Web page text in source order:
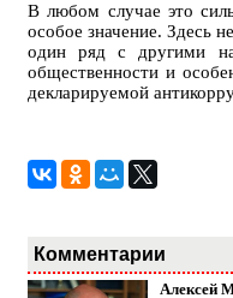
В любом случае это
особое значение. Здесь
один ряд с другими
общественности и
декларируемой
Комментарии
Алексей